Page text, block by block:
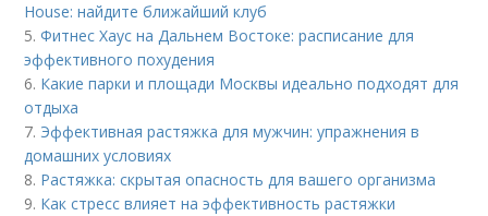
House: найдите ближайший клуб
5.Фитнес Хаус на Дальнем Востоке: расписание для
эффективного похудения
6. Какие парки и площади Москвы идеально подходят для
отдыха
7. Эффективная растяжка для мужчин: упражнения в
домашних условиях
8. Растяжка: скрытая опасность для вашего организма
9. Как стресс влияет на эффективность растяжки